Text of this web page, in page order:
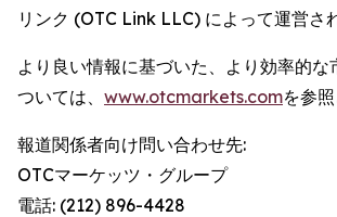
リンク (OTC Link LLC) によって運営さ
より良い情報に基づいた、より効率的な
ついては、 www.otcmarkets.comを参照
報道関係者向け問い合わせ先:
OTCマーケッツ・グループ
電話: (212) 896-4428